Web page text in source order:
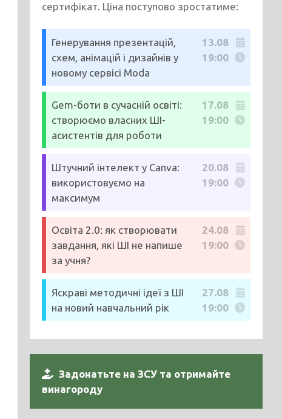
сертифікат. Ціна поступово зростатиме:
Генерування презентацій,
схем, анімацій і дизайнів у
новому сервісі Moda
13.08
19:00
Gem-боти в сучасній освіті:
створюємо власних ШІ-
асистентів для роботи
17.08
19:00
Штучний інтелект у Canva:
використовуємо на
максимум
20.08
19:00
Освіта 2.0: як створювати
завдання, які ШІ не напише
за учня?
24.08
19:00
Яскраві методичні ідеї з ШІ
на новий навчальний рік
27.08
19:00
Задонатьте на ЗСУ та отримайте
винагороду